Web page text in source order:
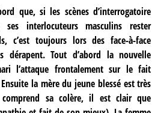
que, si les scènes d’interrogatoire
interlocuteurs masculins rester
c’est toujours lors des face-à-face
dérapent. Tout d’abord la nouvelle
l’attaque frontalement sur le fait
la mère du jeune blessé est très
sa colère, il est clair que